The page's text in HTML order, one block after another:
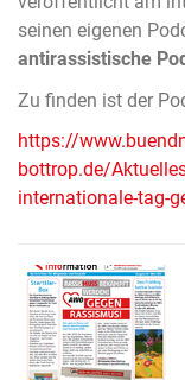
seinen eigenen
antirassistische
Zu finden ist der
https://
bottrop.de/
internationale-tag-